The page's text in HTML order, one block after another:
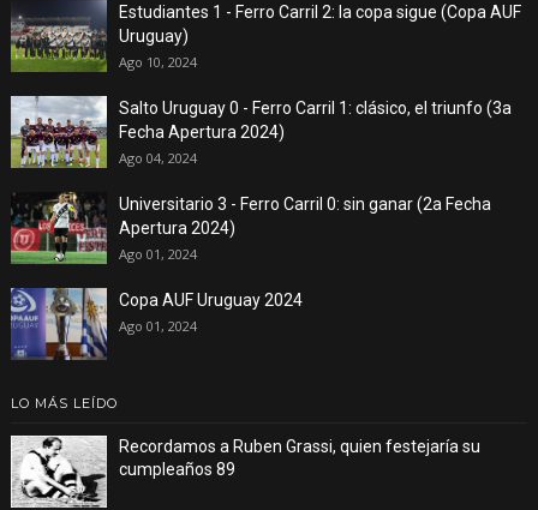
Estudiantes 1 - Ferro Carril 2: la copa sigue (Copa AUF
Uruguay)
Ago 10, 2024
Salto Uruguay 0 - Ferro Carril 1: clásico, el triunfo (3a
Fecha Apertura 2024)
Ago 04, 2024
Universitario 3 - Ferro Carril 0: sin ganar (2a Fecha
Apertura 2024)
Ago 01, 2024
Copa AUF Uruguay 2024
Ago 01, 2024
LO MÁS LEÍDO
Recordamos a Ruben Grassi, quien festejaría su
cumpleaños 89